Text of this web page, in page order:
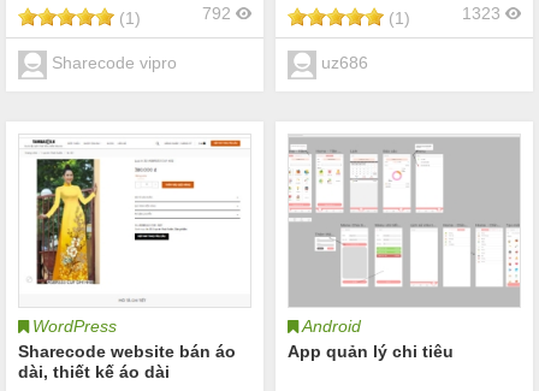
(1) 792
Sharecode vipro
(1) 1323
uz686
WordPress
Sharecode website bán áo
dài, thiết kế áo dài
Android
App quản lý chi tiêu